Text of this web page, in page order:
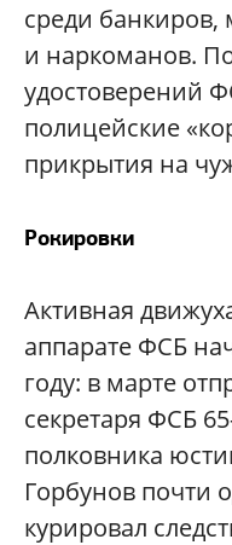
среди
и наркоманов.
удостоверений
полицейские
прикрытия на
Рокировки
Активная
аппарате ФСБ
году: в марте
секретаря ФСБ
полковника
Горбунов почти
курировал